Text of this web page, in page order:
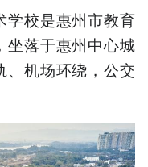
学校是惠州市教育
坐落于惠州中心城
、机场环绕，公交